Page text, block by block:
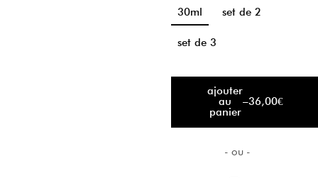
30ml
set de 2
set de 3
ajouter
au
panier
–36,00€